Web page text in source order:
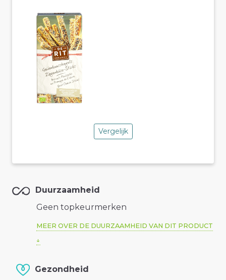
Vergelijk
Duurzaamheid
Geen topkeurmerken
MEER OVER DE DUURZAAMHEID VAN DIT PRODUCT
Gezondheid